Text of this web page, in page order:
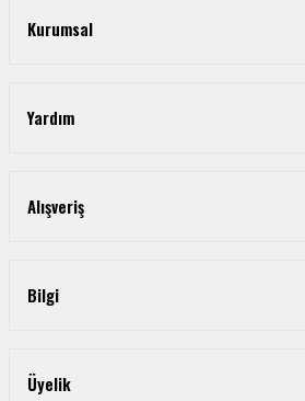
Kurumsal
Yardım
Alışveriş
Bilgi
Üyelik